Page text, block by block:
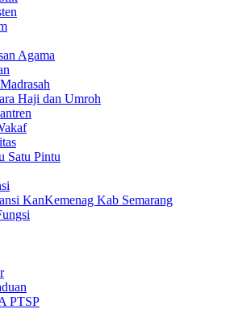
Agama
Haji dan Umroh
Satu Pintu
KanKemenag Kab Semarang
PTSP